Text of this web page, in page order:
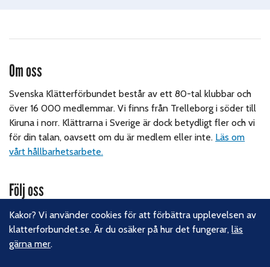
Om oss
Svenska Klätterförbundet består av ett 80-tal klubbar och
över 16 000 medlemmar. Vi finns från Trelleborg i söder till
Kiruna i norr. Klättrarna i Sverige är dock betydligt fler och vi
för din talan, oavsett om du är medlem eller inte. Läs om
vårt hållbarhetsarbete.
Följ oss
Facebook
Instagram
Linkedin
Kakor? Vi använder cookies för att förbättra upplevelsen av
klatterforbundet.se. Är du osäker på hur det fungerar,läs
gärna mer.